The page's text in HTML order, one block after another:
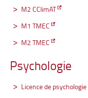
M2 CClimAT
M1 TMEC
M2 TMEC
Psychologie
Licence de psychologie